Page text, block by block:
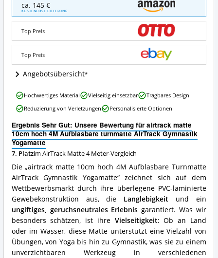
matte
10cm
hoch
Aufblasbare
turnmatte
AirTrack
Gymnastik
Yogamatte
Wo
ist
diese
AirTrack
Matte
4
Meter
erhältlich?
ca. 145 €
KOSTENLOSE LIEFERUNG
Top Preis
Top Preis
Angebotsübersicht
Ergebnis Sehr Gut: Unsere Bewertung für airtrack matte
10cm hoch 4M Aufblasbare turnmatte AirTrack Gymnastik
Yogamatte
7. Platzim AirTrack Matte 4 Meter-Vergleich
Die „airtrack matte 10cm hoch 4M Aufblasbare Turnmatte
AirTrack Gymnastik Yogamatte“ zeichnet sich auf dem
Wettbewerbsmarkt durch ihre überlegene PVC-laminierte
Gewebekonstruktion aus, die Langlebigkeit und ein
ungiftiges, geruchsneutrales Erlebnis garantiert. Was wir
besonders schätzen, ist ihre Vielseitigkeit: Ob an Land
oder im Wasser, diese Matte unterstützt eine Vielzahl von
Übungen, von Yoga bis hin zu Gymnastik, was sie zu einem
unverzichtbaren Werkzeug in verschiedenen
airtrack
matte
10cm
4M
Aufblasbare
turnmatte
AirTrack
Gymnastik
Yogamatte
Vorteile:
Was
spricht
für
diese
AirTrack
Matte
4
Meter?
Hochwertiges Material Vielseitig einsetzbar
Tragbares Design
Reduzierung von Verletzungen
Personalisierte Optionen